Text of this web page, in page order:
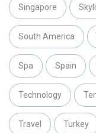
Singapore
South America
Spa Spain
Technology
Travel Turkey